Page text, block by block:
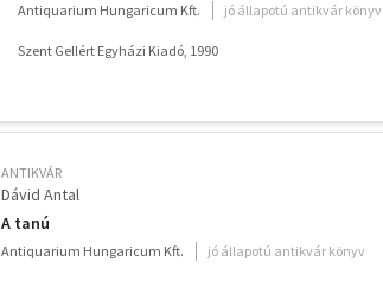
Antiquarium Hungaricum Kft. jó állapotú antikvár könyv
Szent Gellért Egyházi Kiadó, 1990
ANTIKVÁR
Dávid Antal
A tanú
Antiquarium Hungaricum Kft. jó állapotú antikvár könyv